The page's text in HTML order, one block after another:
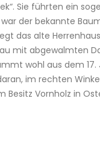
Sie führten ein
der bekannte
das alte
mit abgewalmten
wohl aus dem
im rechten
Besitz Vornholz in